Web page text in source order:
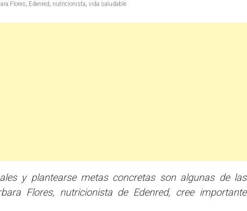
Flores, Edenred, nutricionista, vida saludable
y plantearse metas concretas son algunas de las
Flores, nutricionista de Edenred, cree importante